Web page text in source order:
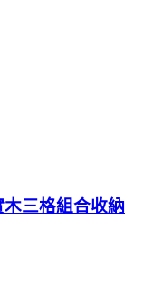
三格組合收納